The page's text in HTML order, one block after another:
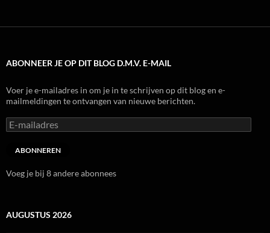
ABONNEER JE OP DIT BLOG D.M.V. E-MAIL
Voer je e-mailadres in om je in te schrijven op dit blog en e-
mailmeldingen te ontvangen van nieuwe berichten.
E-
mailadres
ABONNEREN
Voeg je bij 8 andere abonnees
AUGUSTUS 2026